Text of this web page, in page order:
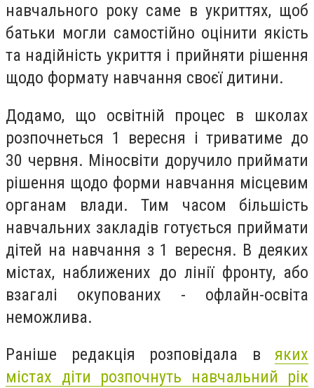
навчального року саме в укриттях, щоб
батьки могли самостійно оцінити якість
та надійність укриття і прийняти рішення
щодо формату навчання своєї дитини.
Додамо, що освітній процес в школах
розпочнеться 1 вересня і триватиме до
30 червня. Міносвіти доручило приймати
рішення щодо форми навчання місцевим
органам влади. Тим часом більшість
навчальних закладів готується приймати
дітей на навчання з 1 вересня. В деяких
містах, наближених до лінії фронту, або
взагалі окупованих - офлайн-освіта
неможлива.
Раніше редакція розповідала в яких
містах діти розпочнуть навчальний рік